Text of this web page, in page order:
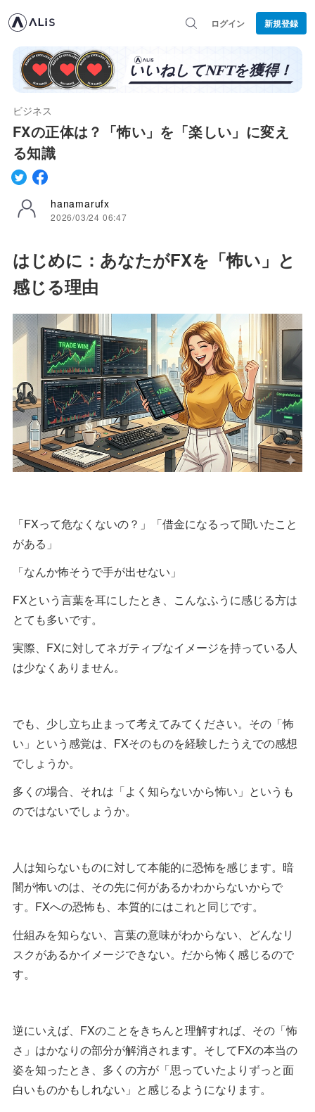
ログイン 新規登録
ビジネス
FXの正体は？「怖い」を「楽しい」に変え
る知識
hanamarufx
2026/03/24 06:47
はじめに：あなたがFXを「怖い」と
感じる理由
「FXって危なくないの？」「借金になるって聞いたこと
がある」
「なんか怖そうで手が出せない」
FXという言葉を耳にしたとき、こんなふうに感じる方は
とても多いです。
実際、FXに対してネガティブなイメージを持っている人
は少なくありません。
でも、少し立ち止まって考えてみてください。その「怖
い」という感覚は、FXそのものを経験したうえでの感想
でしょうか。
多くの場合、それは「よく知らないから怖い」というも
のではないでしょうか。
人は知らないものに対して本能的に恐怖を感じます。暗
闇が怖いのは、その先に何があるかわからないからで
す。FXへの恐怖も、本質的にはこれと同じです。
仕組みを知らない、言葉の意味がわからない、どんなリ
スクがあるかイメージできない。だから怖く感じるので
す。
逆にいえば、FXのことをきちんと理解すれば、その「怖
さ」はかなりの部分が解消されます。そしてFXの本当の
姿を知ったとき、多くの方が「思っていたよりずっと面
白いものかもしれない」と感じるようになります。